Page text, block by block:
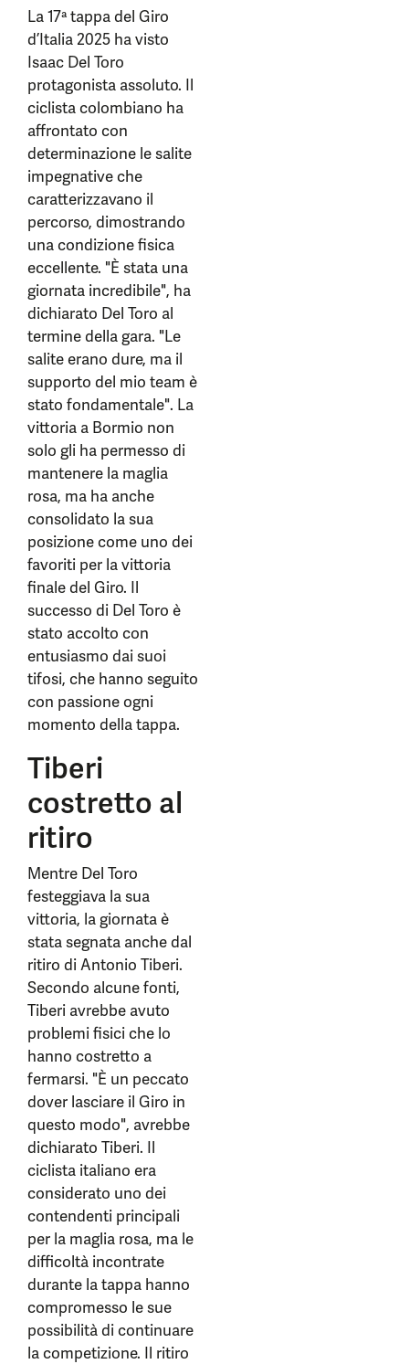
La 17ª tappa del Giro
d’Italia 2025 ha visto
Isaac Del Toro
protagonista assoluto. Il
ciclista colombiano ha
affrontato con
determinazione le salite
impegnative che
caratterizzavano il
percorso, dimostrando
una condizione fisica
eccellente. "È stata una
giornata incredibile", ha
dichiarato Del Toro al
termine della gara. "Le
salite erano dure, ma il
supporto del mio team è
stato fondamentale". La
vittoria a Bormio non
solo gli ha permesso di
mantenere la maglia
rosa, ma ha anche
consolidato la sua
posizione come uno dei
favoriti per la vittoria
finale del Giro. Il
successo di Del Toro è
stato accolto con
entusiasmo dai suoi
tifosi, che hanno seguito
con passione ogni
momento della tappa.
Tiberi
costretto al
ritiro
Mentre Del Toro
festeggiava la sua
vittoria, la giornata è
stata segnata anche dal
ritiro di Antonio Tiberi.
Secondo alcune fonti,
Tiberi avrebbe avuto
problemi fisici che lo
hanno costretto a
fermarsi. "È un peccato
dover lasciare il Giro in
questo modo", avrebbe
dichiarato Tiberi. Il
ciclista italiano era
considerato uno dei
contendenti principali
per la maglia rosa, ma le
difficoltà incontrate
durante la tappa hanno
compromesso le sue
possibilità di continuare
la competizione. Il ritiro